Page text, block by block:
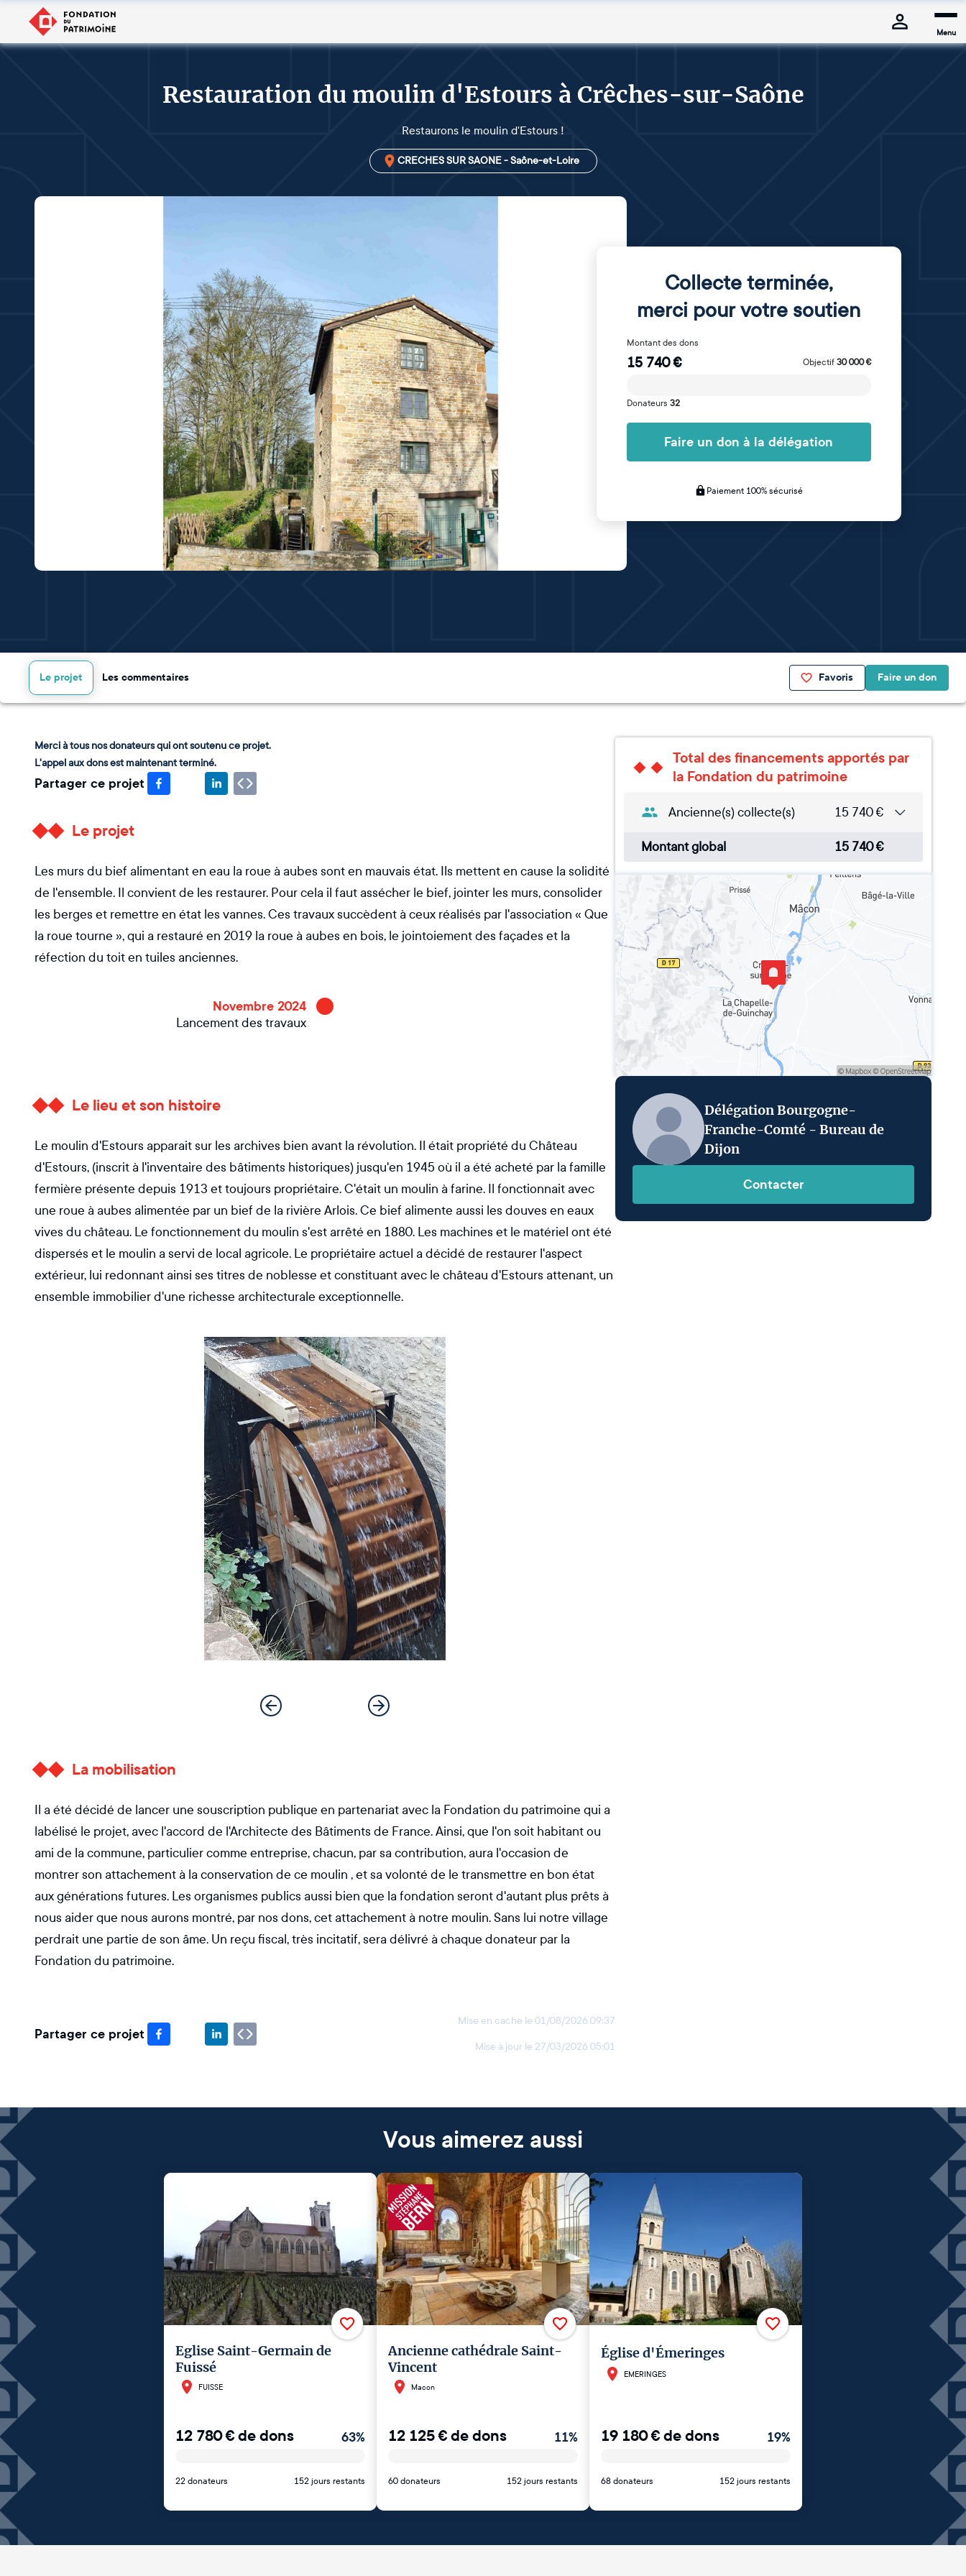
Menu
Restauration du moulin d'Estours à Crêches-sur-Saône
Restaurons le moulin d'Estours !
CRECHES SUR SAONE - Saône-et-Loire
Collecte terminée,
merci pour votre soutien
Montant des dons
15 740€ Objectif 30 000€
Donateurs 32
Faire un don à la délégation
Paiement 100% sécurisé
Favoris Faire un don
Le projet Les commentaires
Merci à tous nos donateurs qui ont soutenu ce projet.
L'appel aux dons est maintenant terminé.
Partager ce projet
Le projet
Les murs du bief alimentant en eau la roue à aubes sont en mauvais état. Ils mettent en cause la solidité
de l'ensemble. Il convient de les restaurer. Pour cela il faut assécher le bief, jointer les murs, consolider
les berges et remettre en état les vannes. Ces travaux succèdent à ceux réalisés par l'association « Que
la roue tourne », qui a restauré en 2019 la roue à aubes en bois, le jointoiement des façades et la
réfection du toit en tuiles anciennes.
Novembre 2024
Lancement des travaux
Le lieu et son histoire
Le moulin d'Estours apparait sur les archives bien avant la révolution. Il était propriété du Château
d'Estours, (inscrit à l'inventaire des bâtiments historiques) jusqu'en 1945 où il a été acheté par la famille
fermière présente depuis 1913 et toujours propriétaire. C'était un moulin à farine. Il fonctionnait avec
une roue à aubes alimentée par un bief de la rivière Arlois. Ce bief alimente aussi les douves en eaux
vives du château. Le fonctionnement du moulin s'est arrêté en 1880. Les machines et le matériel ont été
dispersés et le moulin a servi de local agricole. Le propriétaire actuel a décidé de restaurer l'aspect
extérieur, lui redonnant ainsi ses titres de noblesse et constituant avec le château d'Estours attenant, un
ensemble immobilier d'une richesse architecturale exceptionnelle.
La mobilisation
Il a été décidé de lancer une souscription publique en partenariat avec la Fondation du patrimoine qui a
labélisé le projet, avec l'accord de l'Architecte des Bâtiments de France. Ainsi, que l'on soit habitant ou
ami de la commune, particulier comme entreprise, chacun, par sa contribution, aura l'occasion de
montrer son attachement à la conservation de ce moulin , et sa volonté de le transmettre en bon état
aux générations futures. Les organismes publics aussi bien que la fondation seront d'autant plus prêts à
nous aider que nous aurons montré, par nos dons, cet attachement à notre moulin. Sans lui notre village
perdrait une partie de son âme. Un reçu fiscal, très incitatif, sera délivré à chaque donateur par la
Fondation du patrimoine.
Partager ce projet
Mise en cache le 01/08/2026 09:37
Mise à jour le 27/03/2026 05:01
Total des financements apportés par
la Fondation du patrimoine
Ancienne(s) collecte(s) 15 740€
Montant global 15 740€
Délégation Bourgogne-
Franche-Comté - Bureau de
Dijon
Contacter
Vous aimerez aussi
Eglise Saint-Germain de
Fuissé
FUISSE
12 780€de dons 63%
22 donateurs 152 jours restants
Ancienne cathédrale Saint-
Vincent
Macon
12 125€de dons 11%
60 donateurs 152 jours restants
Église d'Émeringes
EMERINGES
19 180€de dons 19%
68 donateurs 152 jours restants